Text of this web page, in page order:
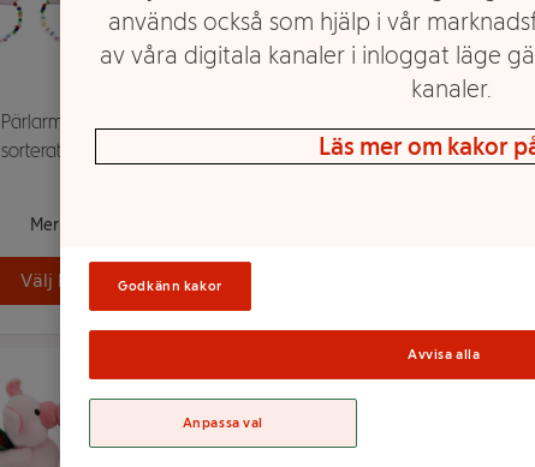
Pärlarmband 3
sorterat Festive
Mer info
Välj butik
sorterat
används också som hjälp i vår
av våra digitala kanaler i inloggat läge
kanaler.
Läs mer om kakor
Godkänn kakor
Avvisa alla
Anpassa val